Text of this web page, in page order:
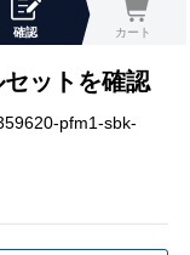
確認 カート
ットを確認
pfm1-sbk-